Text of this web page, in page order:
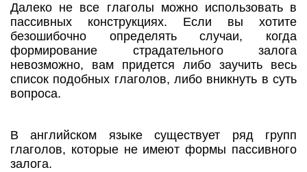
Далеко не все глаголы можно использовать в
пассивных конструкциях. Если вы хотите
безошибочно определять случаи, когда
формирование страдательного залога
невозможно, вам придется либо заучить весь
список подобных глаголов, либо вникнуть в суть
вопроса.
В английском языке существует ряд групп
глаголов, которые не имеют формы пассивного
залога.